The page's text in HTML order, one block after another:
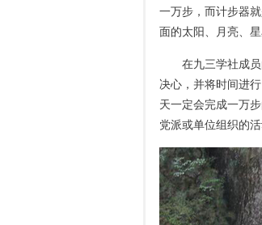
一万步，而计步器
面的太阳、月亮、
在九三学社成
决心，并将时间进
天一定会完成一万
党派或单位组织的